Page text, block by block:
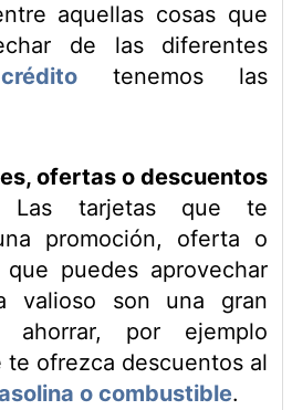
aquellas cosas que
de las diferentes
tenemos las
ofertas o descuentos
tarjetas que te
promoción, oferta o
que puedes aprovechar
valioso son una gran
ahorrar, por ejemplo
te ofrezca descuentos al
o combustible.